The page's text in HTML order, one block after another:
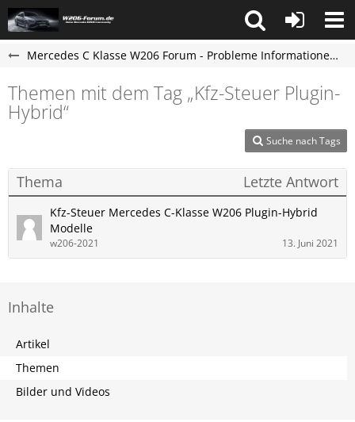
Mercedes C Klasse W206 Forum - Probleme Informationen und Erfahrungen
Themen mit dem Tag „Kfz-Steuer Plugin-
Hybrid“
Suche nach Tags
Thema Letzte Antwort
Kfz-Steuer Mercedes C-Klasse W206 Plugin-Hybrid
Modelle
w206-2021 13. Juni 2021
Inhalte
Artikel
Themen
Bilder und Videos